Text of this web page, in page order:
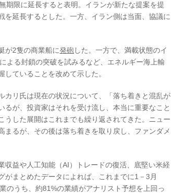
限に延長すると表明。イランが新たな提案を提
延長するとした。一方、イラン側は当面、協議に
2隻の商業船に発砲した。一方で、満載状態のイ
よる封鎖の突破を試みるなど、エネルギー海上輸
ていることを改めて示した。
リ氏は現在の状況について、「落ち着きと混乱が
が、投資家はそれを受け流し、本当に重要なこと
うした展開はこれまでも繰り返されてきた。ニュー
るが、その後は落ち着きを取り戻し、ファンダメ
益や人工知能（AI）トレードの復活、底堅い米経
まとめたデータによれば、これまでに1－3月
のうち、約81%の業績がアナリスト予想を上回っ